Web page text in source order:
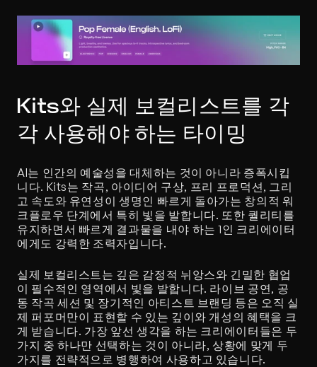
Kits와 실제 보컬리스트를 각
각 사용해야 하는 타이밍
AI는 인간의 예술성을 대체하는 것이 아니라 증폭시킵
니다. Kits는 작곡, 아이디어 구상, 프리 프로덕션, 그리
고 속도와 유연성이 생명인 빠르게 돌아가는 창의적 워
크플로우 단계에서 특히 빛을 발합니다. 또한 퀄리티를
유지하면서 빠르게 결과물을 내야 하는 1인 크리에이터
에게도 강력한 조력자입니다.
실제 보컬리스트는 깊은 감정적 뉘앙스와 긴밀한 협업
이 필수적인 영역에서 빛을 발합니다. 라이브 공연, 공
동 작곡 세션 및 장기적인 아티스트 브랜딩 등은 오직 실
제 퍼포머만이 표현할 수 있는 깊이와 개성의 혜택을 크
게 받습니다. 가장 앞선 생각을 하는 크리에이터들은 두
가지 중 하나만 선택하는 것이 아니라, 상황에 맞게 두
가지를 전략적으로 병행하여 사용하고 있습니다.